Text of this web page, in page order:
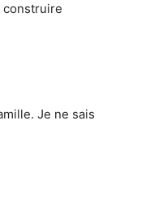
construire
Je ne sais